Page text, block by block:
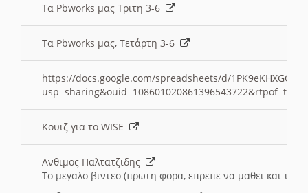
Τα Pbworks μας Τριτη 3-6
Τα Pbworks μας, Τετάρτη 3-6
https://docs.google.com/spreadsheets/d/
Κουιζ για το WISE
Ανθιμος Παλτατζιδης
Το μεγαλο βιντεο (πρωτη φορα, επρεπε να μαθει και το